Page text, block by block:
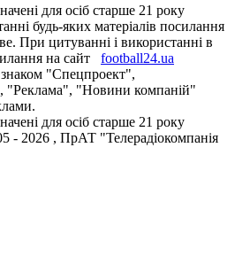
для осіб старше 21 року
будь-яких матеріалів посилання
При цитуванні і використанні в
на сайт
football24.ua
знаком "Спецпроект",
"Реклама", "Новини компаній"
для осіб старше 21 року
- 2026 , ПрАТ "Телерадіокомпанія